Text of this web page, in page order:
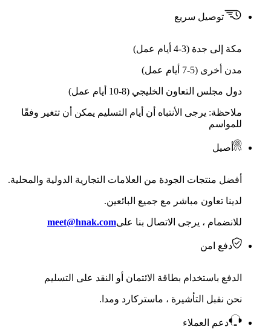
توصيل سريع
مكة إلى جدة (3-4 أيام عمل)
مدن أخرى (5-7 أيام عمل)
دول مجلس التعاون الخليجي (8-10 أيام عمل)
ملاحظة: يرجى الأنتباه أن أيام التسليم يمكن أن تتغير وفقًا
للمواسم
أصيل
أفضل منتجات الجودة من العلامات التجارية الدولية والمحلية.
لدينا تعاون مباشر مع جميع البائعين.
للانضمام ، يرجى الاتصال بنا علىmeet@hnak.com
دفع امن
الدفع باستخدام بطاقة الائتمان أو النقد على التسليم
نحن نقبل التأشيرة ، ماستركارد ومدا.
دعم العملاء